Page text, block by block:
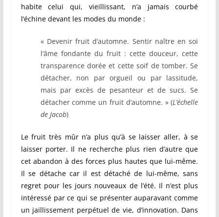
habite celui qui, vieillissant, n’a jamais courbé
l’échine devant les modes du monde :
« Devenir fruit d’automne. Sentir naître en soi
l’âme fondante du fruit : cette douceur, cette
transparence dorée et cette soif de tomber. Se
détacher, non par orgueil ou par lassitude,
mais par excès de pesanteur et de sucs. Se
détacher comme un fruit d’automne. » (L’échelle
de Jacob)
Le fruit très mûr n’a plus qu’à se laisser aller, à se
laisser porter. Il ne recherche plus rien d’autre que
cet abandon à des forces plus hautes que lui-même.
Il se détache car il est détaché de lui-même, sans
regret pour les jours nouveaux de l’été. Il n’est plus
intéressé par ce qui se présenter auparavant comme
un jaillissement perpétuel de vie, d’innovation. Dans